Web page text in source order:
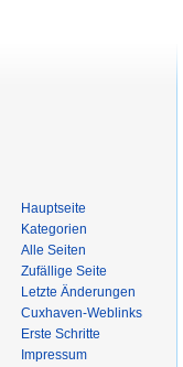
Hauptseite
Kategorien
Alle Seiten
Zufällige Seite
Letzte Änderungen
Cuxhaven-Weblinks
Erste Schritte
Impressum